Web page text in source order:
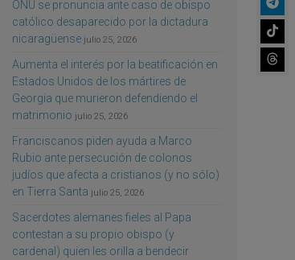
ONU se pronuncia ante caso de obispo
católico desaparecido por la dictadura
nicaragüense julio 25, 2026
Aumenta el interés por la beatificación en
Estados Unidos de los mártires de
Georgia que murieron defendiendo el
matrimonio julio 25, 2026
Franciscanos piden ayuda a Marco
Rubio ante persecución de colonos
judíos que afecta a cristianos (y no sólo)
en Tierra Santa julio 25, 2026
Sacerdotes alemanes fieles al Papa
contestan a su propio obispo (y
cardenal) quien les orilla a bendecir